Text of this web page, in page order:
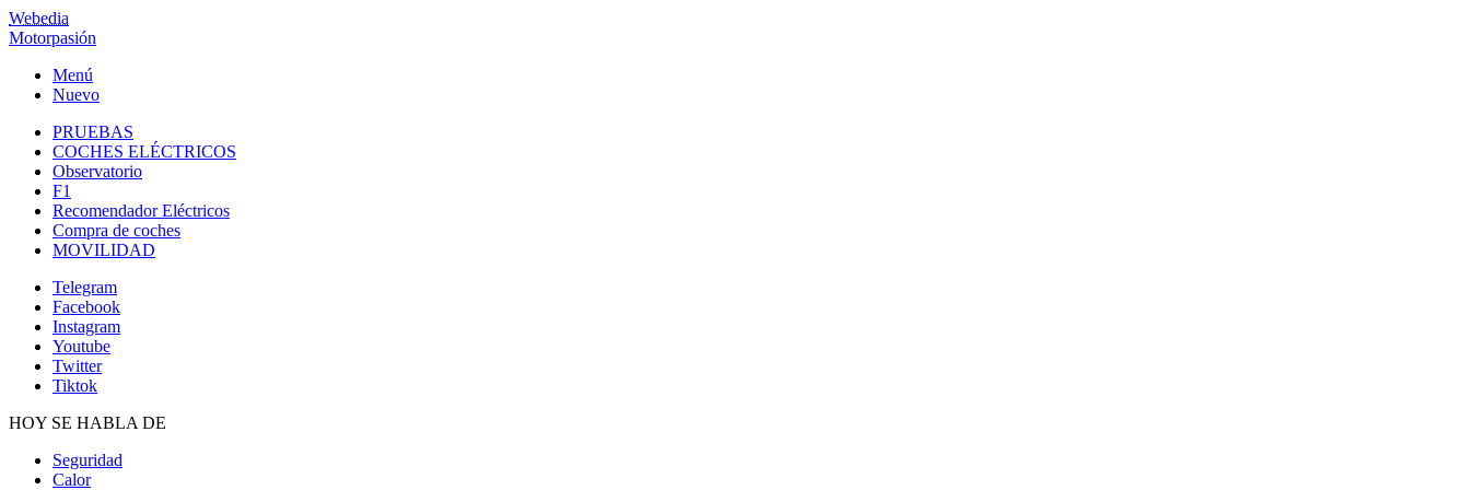
Webedia
Motorpasión
Menú
Nuevo
PRUEBAS
COCHES ELÉCTRICOS
Observatorio
F1
Recomendador Eléctricos
Compra de coches
MOVILIDAD
Telegram
Facebook
Instagram
Youtube
Twitter
Tiktok
HOY SE HABLA DE
Seguridad
Calor